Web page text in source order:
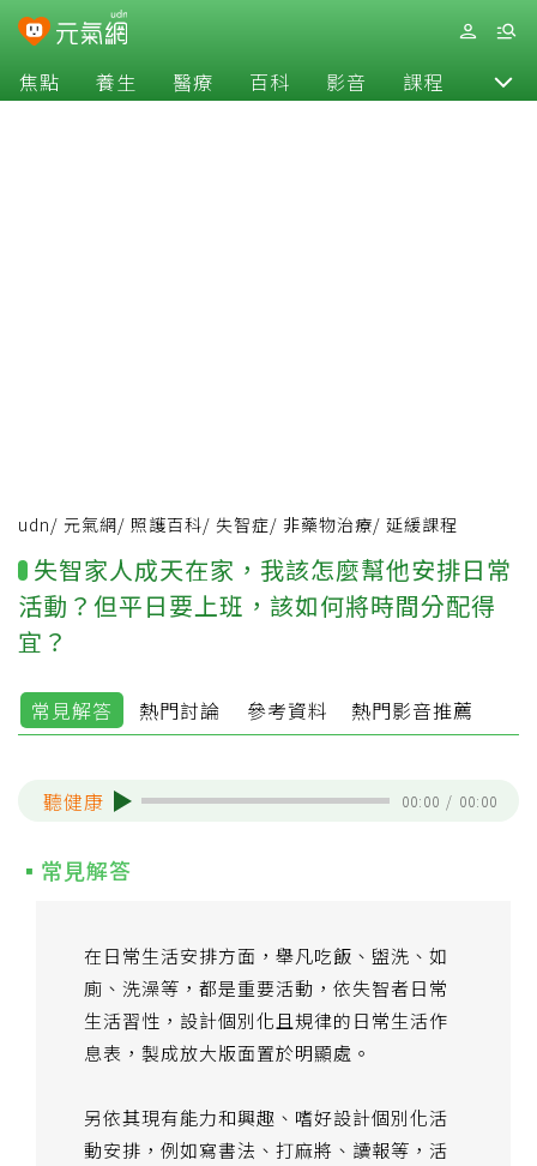
焦點 養生 醫療 百科 影音 課程 退休
udn/ 元氣網/ 照護百科/ 失智症/ 非藥物治療/ 延緩課程
失智家人成天在家，我該怎麼幫他安排日常
活動？但平日要上班，該如何將時間分配得
宜？
常見解答 熱門討論 參考資料 熱門影音推薦
聽健康 00:00 / 00:00
常見解答
在日常生活安排方面，舉凡吃飯、盥洗、如
廁、洗澡等，都是重要活動，依失智者日常
生活習性，設計個別化且規律的日常生活作
息表，製成放大版面置於明顯處。
另依其現有能力和興趣、嗜好設計個別化活
動安排，例如寫書法、打麻將、讀報等，活